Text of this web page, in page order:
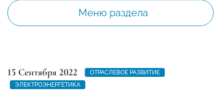
Меню раздела
15 Сентября 2022
ОТРАСЛЕВОЕ РАЗВИТИЕ
ЭЛЕКТРОЭНЕРГЕТИКА